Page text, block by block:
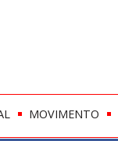
MOVIMENTO